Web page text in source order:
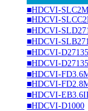
■HDCVI-SLC2M
■HDCVI-
■HDCVI-
■HDCVI-
■HDCVI-
■HDCVI-
■HDCVI-
■HDCVI-
■HDCVI-
■HDCVI-D1000